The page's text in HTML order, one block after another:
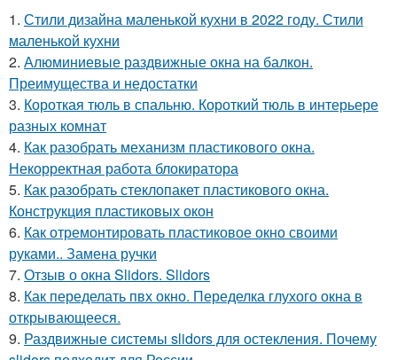
1. Стили дизайна маленькой кухни в 2022 году. Стили
маленькой кухни
2. Алюминиевые раздвижные окна на балкон.
Преимущества и недостатки
3. Короткая тюль в спальню. Короткий тюль в интерьере
разных комнат
4. Как разобрать механизм пластикового окна.
Некорректная работа блокиратора
5. Как разобрать стеклопакет пластикового окна.
Конструкция пластиковых окон
6. Как отремонтировать пластиковое окно своими
руками.. Замена ручки
7. Отзыв о окна Slidors. Slidors
8. Как переделать пвх окно. Переделка глухого окна в
открывающееся.
9. Раздвижные системы slidors для остекления. Почему